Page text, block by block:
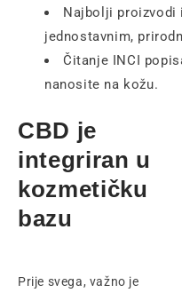
Najbolji proizvodi
jednostavnim,
Čitanje INCI
nanosite na kožu.
CBD je
integriran u
kozmetičku
bazu
Prije svega, važno je